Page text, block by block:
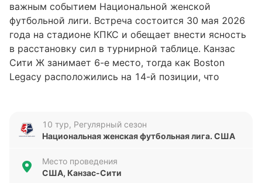
важным событием Национальной женской
футбольной лиги. Встреча состоится 30 мая 2026
года на стадионе КПКС и обещает внести ясность
в расстановку сил в турнирной таблице. Канзас
Сити Ж занимает 6-е место, тогда как Boston
Legacy расположились на 14-й позиции, что
Анализ формы команд
последних пяти матчах, одержав четыре победы и
10 тур, Регулярный сезон
Национальная женская футбольная лига. США
Место проведения
США, Канзас-Сити